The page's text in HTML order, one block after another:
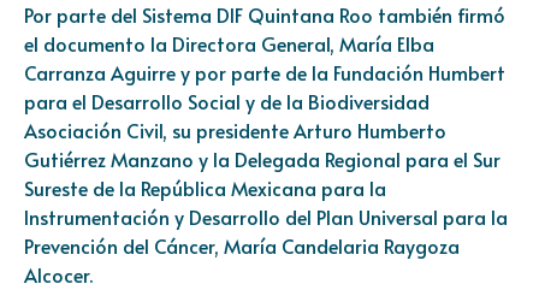
Por parte del Sistema DIF Quintana Roo también firmó
el documento la Directora General, María Elba
Carranza Aguirre y por parte de la Fundación Humbert
para el Desarrollo Social y de la Biodiversidad
Asociación Civil, su presidente Arturo Humberto
Gutiérrez Manzano y la Delegada Regional para el Sur
Sureste de la República Mexicana para la
Instrumentación y Desarrollo del Plan Universal para la
Prevención del Cáncer, María Candelaria Raygoza
Alcocer.